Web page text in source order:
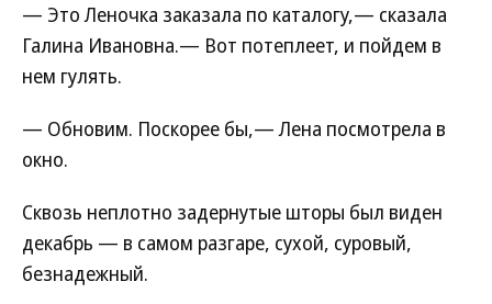
— Это Леночка заказала по каталогу,— сказала
Галина Ивановна.— Вот потеплеет, и пойдем в
нем гулять.
— Обновим. Поскорее бы,— Лена посмотрела в
окно.
Сквозь неплотно задернутые шторы был виден
декабрь — в самом разгаре, сухой, суровый,
безнадежный.